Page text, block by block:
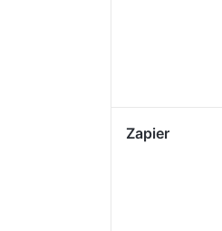
Zapier